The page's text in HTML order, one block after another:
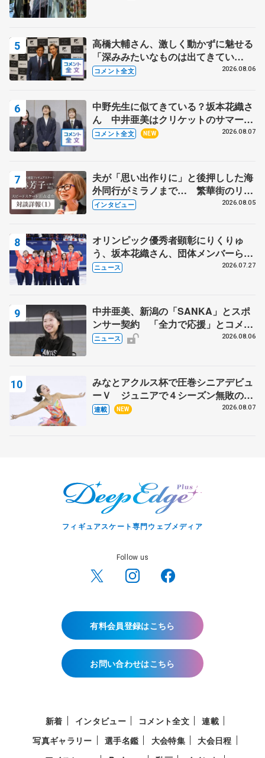
高橋大輔さん、激しく動かずに魅せる
「深みみたいなものは出てきてい
る？」 〝兄さん〟と慕うレジェンド
コメント全文 2026.08.06
中野先生に似てきている？坂本花織さ
ん 中井亜美はクリケットのサマーキ
ャンプに 島田麻央はたくさん試合に
コメント全文 NEW 2026.08.07
夫が「思い出作りに」と後押しした海
外同行がミラノまで… 繁華街のリン
クでは不良のお兄さんも味方に 小林
インタビュー 2026.08.05
オリンピック優秀者顕彰にりくりゅ
う、坂本花織さん、団体メンバーら
8月7日に文科省が表彰式、ブルーノ・
ニュース 2026.07.27
中井亜美、新潟の「SANKA」とスポ
ンサー契約 「全力で応援」とコメン
ト
ニュース 2026.08.06
みなとアクルス杯で圧巻シニアデビュ
ーＶ ジュニアで４シーズン無敗の島
田麻央
連載 NEW 2026.08.07
フィギュアスケート専門ウェブメディア
Follow us
有料会員登録はこちら
お問い合わせはこちら
新着 インタビュー コメント全文
連載
写真ギャラリー
選手名鑑 大会特集
大会日程